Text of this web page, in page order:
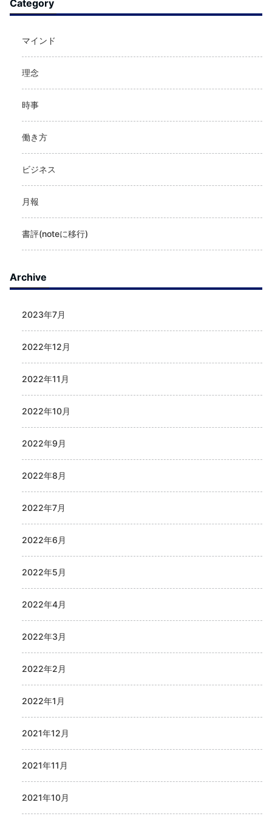
Category
マインド
理念
時事
働き方
ビジネス
月報
書評(noteに移行)
Archive
2023年7月
2022年12月
2022年11月
2022年10月
2022年9月
2022年8月
2022年7月
2022年6月
2022年5月
2022年4月
2022年3月
2022年2月
2022年1月
2021年12月
2021年11月
2021年10月